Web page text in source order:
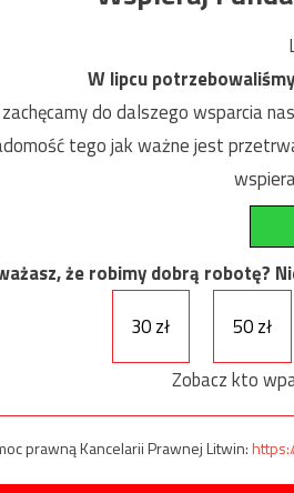
W lipcu
do dalszego wsparcia
tego jak ważne jest
że robimy dobrą robotę?
30 zł
50 zł
Zobacz kto
prawną Kancelarii Prawnej Litwin: